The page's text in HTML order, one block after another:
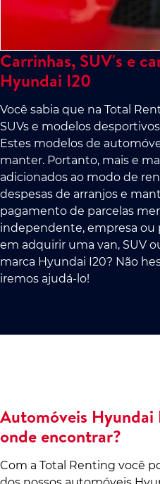
Carrinhas, SUV's e
Hyundai I20
Você sabia que na Total
SUVs e modelos
Estes modelos de
manter. Portanto, mais e
adicionados ao modo de
despesas de arranjos e
pagamento de parcelas
independente, empresa ou
em adquirir uma van, SUV
marca Hyundai I20? Não
iremos ajudá-lo!
Automóveis
onde encontrar?
Com a Total Renting você